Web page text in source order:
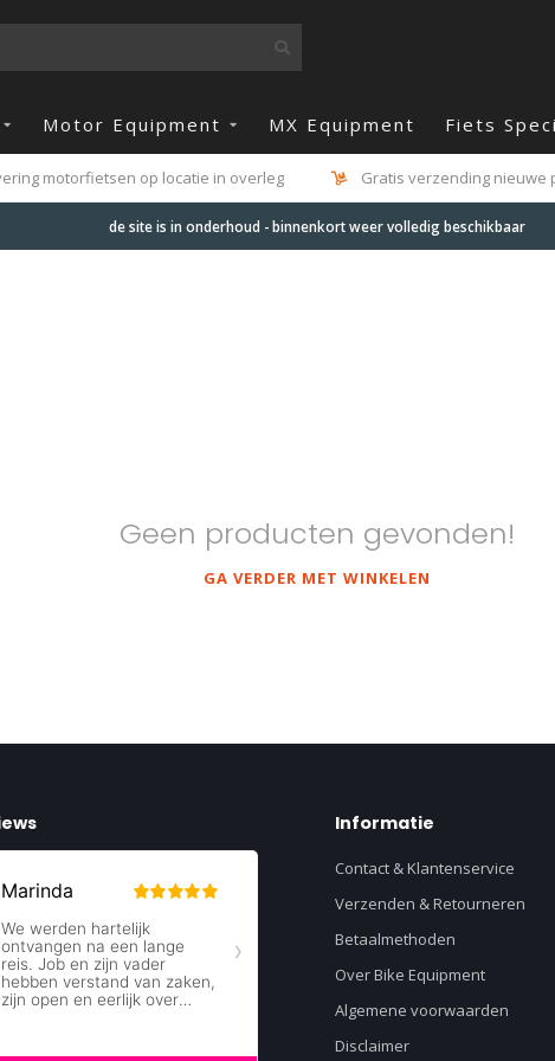
Motor Equipment MX Equipment Fiets
motorfietsen op locatie in overleg Gratis verzending nieuwe
de site is in onderhoud - binnenkort weer volledig beschikbaar
Geen producten gevonden!
GA VERDER MET WINKELEN
Informatie
Contact & Klantenservice
Verzenden & Retourneren
Betaalmethoden
Over Bike Equipment
Algemene voorwaarden
Disclaimer